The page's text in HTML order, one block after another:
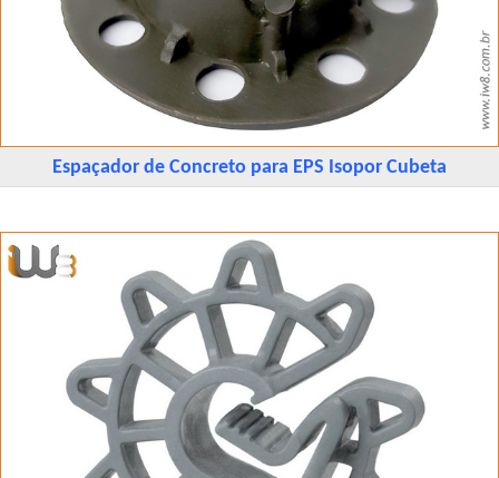
Espaçador de Concreto para EPS Isopor Cubeta